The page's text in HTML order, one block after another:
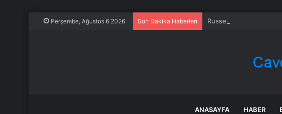
Perşembe, Ağustos 6 2026 Son Dakika Haberleri Russell’dan Mercedes’e
ANASAYFA HABER